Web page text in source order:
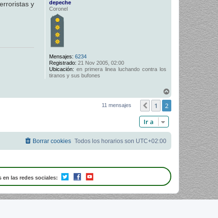
depeche
Coronel
Mensajes: 6234
Registrado: 21 Nov 2005, 02:00
Ubicación: en primera linea luchando contra los
tiranos y sus bufones
y
r
i
11 mensajes Anterior
1 2
Ir a
Todos los horarios son UTC+02:00
Borrar cookies
en las redes sociales: